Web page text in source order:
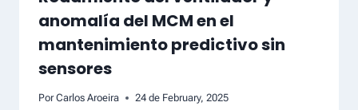
anomalía del MCM en el
mantenimiento predictivo sin
sensores
Por Carlos Aroeira 24 de February, 2025